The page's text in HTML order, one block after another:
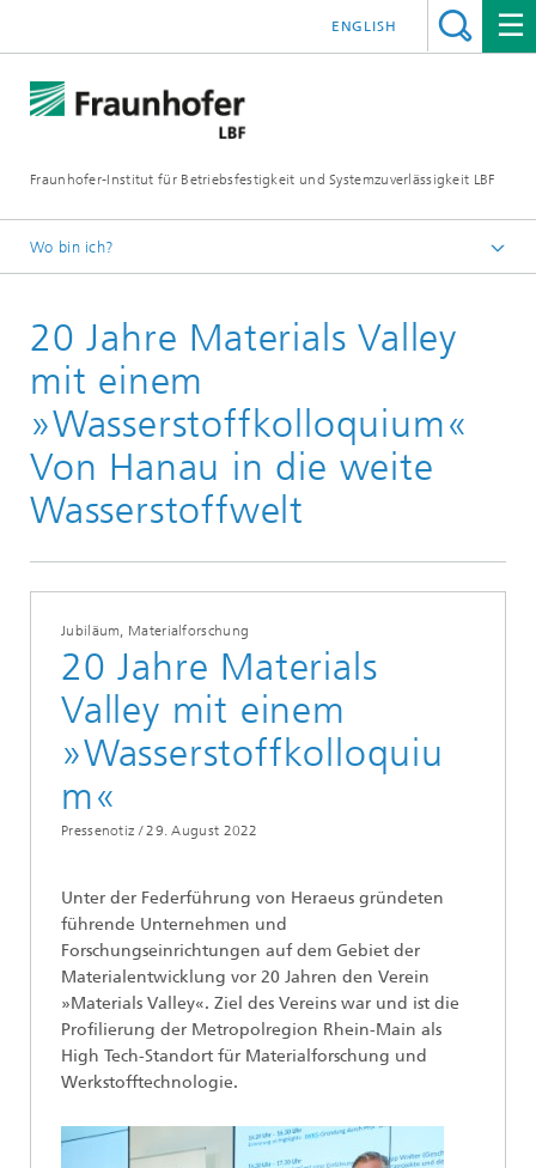
Fraunhofer-Institut für Betriebsfestigkeit und Systemzuverlässigkeit LBF
ENGLISH
Wo bin ich?
Publikationen
Presseinformationen
20 Jahre Materials Valley
mit einem
»Wasserstoffkolloquium«
Von Hanau in die weite
Wasserstoffwelt
Jubiläum, Materialforschung
20 Jahre Materials
Valley mit einem
»Wasserstoffkolloquiu
m«
Pressenotiz / 29. August 2022
Unter der Federführung von Heraeus gründeten
führende Unternehmen und
Forschungseinrichtungen auf dem Gebiet der
Materialentwicklung vor 20 Jahren den Verein
»Materials Valley«. Ziel des Vereins war und ist die
Profilierung der Metropolregion Rhein-Main als
High Tech-Standort für Materialforschung und
Werkstofftechnologie.